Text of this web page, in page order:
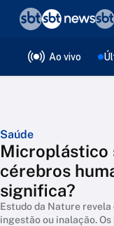
Ao vivo
Saúde
Microplástico
cérebros
significa?
Estudo da Nature
ingestão ou inalação.
❮voltar